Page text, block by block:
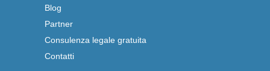
Blog
Partner
Consulenza legale gratuita
Contatti